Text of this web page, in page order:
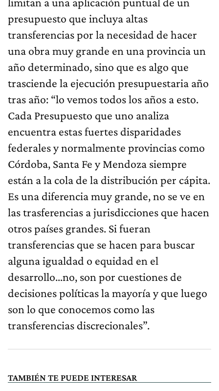
presupuesto que incluya altas
transferencias por la necesidad de hacer
una obra muy grande en una provincia un
año determinado, sino que es algo que
trasciende la ejecución presupuestaria año
tras año: “lo vemos todos los años a esto.
Cada Presupuesto que uno analiza
encuentra estas fuertes disparidades
federales y normalmente provincias como
Córdoba, Santa Fe y Mendoza siempre
están a la cola de la distribución per cápita.
Es una diferencia muy grande, no se ve en
las trasferencias a jurisdicciones que hacen
otros países grandes. Si fueran
transferencias que se hacen para buscar
alguna igualdad o equidad en el
desarrollo…no, son por cuestiones de
decisiones políticas la mayoría y que luego
son lo que conocemos como las
transferencias discrecionales”.
TAMBIÉN TE PUEDE INTERESAR